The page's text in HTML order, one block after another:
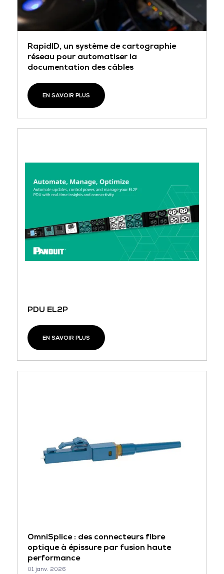
RapidID, un système de cartographie
réseau pour automatiser la
documentation des câbles
EN SAVOIR PLUS
PDU EL2P
EN SAVOIR PLUS
OmniSplice : des connecteurs fibre
optique à épissure par fusion haute
performance
01 janv. 2026